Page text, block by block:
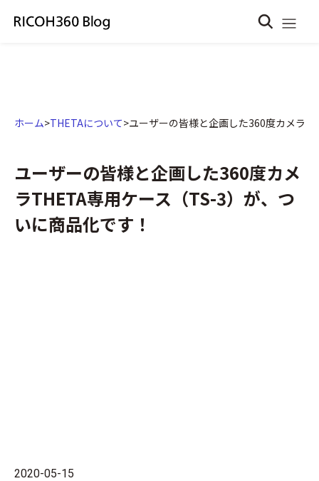
ホーム>THETAについて>ユーザーの皆様と企画した360度カメラ
ユーザーの皆様と企画した360度カメ
ラTHETA専用ケース（TS-3）が、つ
いに商品化です！
2020-05-15